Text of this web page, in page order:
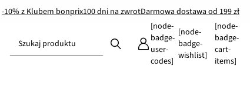
-10% z Klubem bonprix100 dni na zwrotDarmowa dostawa od 199 zł
Szukaj produktu
[node-
badge-
user-
codes]
[node-
badge-
wishlist]
[node-
badge-
cart-
items]